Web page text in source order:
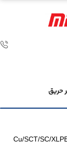
Cu/SCT/SC/